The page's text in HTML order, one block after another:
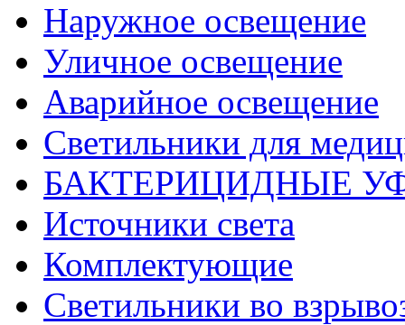
Наружное освещение
Уличное освещение
Аварийное освещение
Светильники для
БАКТЕРИЦИДНЫЕ
Источники света
Комплектующие
Светильники во